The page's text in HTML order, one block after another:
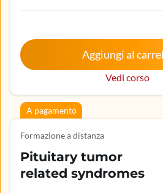
Medicina del lavoro e sicurezza
lavoro, Medicina generale
Aggiungi al
Vedi corso
A pagamento
Formazione a distanza
Pituitary tumor
related syndromes